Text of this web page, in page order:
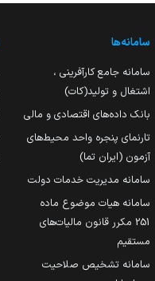
سامانه‌ها
سامانه جامع کارآفرینی ،
اشتغال و تولید(کات)
بانک داده‌های اقتصادی و مالی
تارنمای پنجره واحد محیط‌های
آزمون (ایران تما)
سامانه مدیریت خدمات دولت
سامانه هیات موضوع ماده
251 مکرر قانون مالیات‌های
مستقیم
سامانه تشخیص صلاحیت